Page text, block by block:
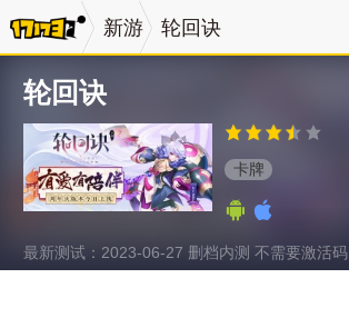
新游 轮回诀
轮回诀
卡牌
最新测试：2023-06-27 删档内测 不需要激活码